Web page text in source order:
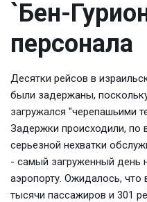
`Бен-
персонала
Десятки рейсов в
были задержаны,
загружался "черепашьими
Задержки происходили, по
серьезной нехватки
- самый загруженный день
аэропорту. Ожидалось, что
тысячи пассажиров и 301